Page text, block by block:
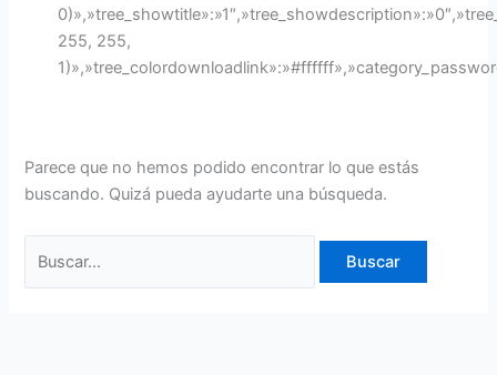
255, 255,
Parece que no hemos podido encontrar lo que estás
buscando. Quizá pueda ayudarte una búsqueda.